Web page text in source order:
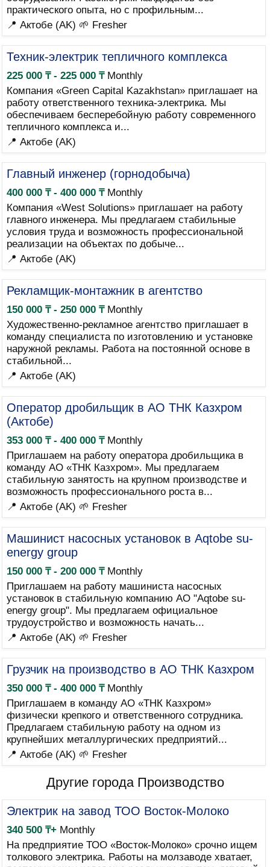
практического опыта, но с профильным...
📍 Актобе (AK) 🌱 Fresher
Техник-электрик тепличного комплекса
225 000 ₸ - 225 000 ₸Monthly
Компания «Green Capital Kazakhstan» приглашает на
работу ответственного техника-электрика. Мы
обеспечиваем бесперебойную работу современного
тепличного комплекса и...
📍 Актобе (AK)
Главный инженер (горнодобыча)
400 000 ₸ - 400 000 ₸Monthly
Компания «West Solutions» приглашает на работу
главного инженера. Мы предлагаем стабильные
условия труда и возможность профессиональной
реализации на объектах по добыче...
📍 Актобе (AK)
Рекламщик-монтажник в агентство
150 000 ₸ - 250 000 ₸Monthly
Художественно-рекламное агентство приглашает в
команду специалиста по изготовлению и установке
наружной рекламы. Работа на постоянной основе в
стабильной...
📍 Актобе (AK)
Оператор дробильщик в АО ТНК Казхром
(Актобе)
353 000 ₸ - 400 000 ₸Monthly
Приглашаем на работу оператора дробильщика в
команду АО «ТНК Казхром». Мы предлагаем
стабильную занятость на крупном производстве и
возможность профессионального роста в...
📍 Актобе (AK) 🌱 Fresher
Машинист насосных установок в Aqtobe su-
energy group
150 000 ₸ - 200 000 ₸Monthly
Приглашаем на работу машиниста насосных
установок в стабильную компанию АО "Aqtobe su-
energy group". Мы предлагаем официальное
трудоустройство и возможность начать...
📍 Актобе (AK) 🌱 Fresher
Грузчик на производство в АО ТНК Казхром
350 000 ₸ - 400 000 ₸Monthly
Приглашаем в команду АО «ТНК Казхром»
физически крепкого и ответственного сотрудника.
Предлагаем стабильную работу на одном из
крупнейших металлургических предприятий...
📍 Актобе (AK) 🌱 Fresher
Другие города Производство
Электрик на завод ТОО Восток-Молоко
340 500 ₸+Monthly
На предприятие ТОО «Восток-Молоко» срочно ищем
толкового электрика. Работы на молзаводе хватает,